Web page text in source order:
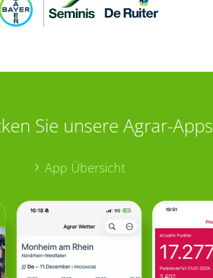
Sie unsere Agrar-Apps
App Übersicht